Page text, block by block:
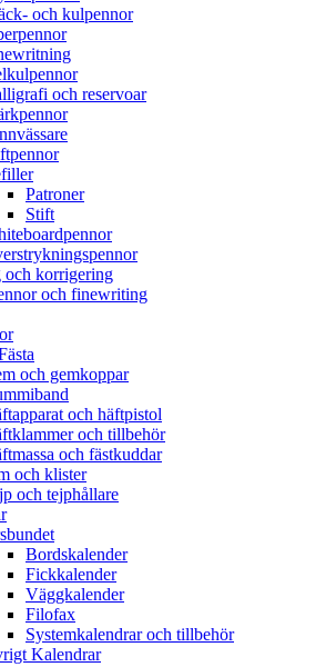
och kulpennor
och reservoar
Patroner
Stift
och korrigering
och finewriting
och gemkoppar
och häftpistol
och tillbehör
och fästkuddar
och klister
och tejphållare
Bordskalender
Fickkalender
Väggkalender
Filofax
Systemkalendrar och tillbehör
Kalendrar